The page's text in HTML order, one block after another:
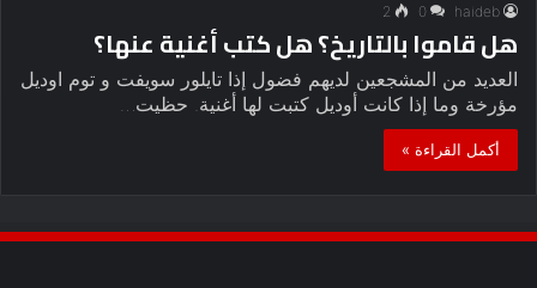
haideb
0
2
هل قاموا بالتاريخ؟ هل كتب أغنية عنها؟
العديد من المشجعين لديهم فضول إذا تايلور سويفت و توم اوديل
مؤرخة وما إذا كانت أوديل كتبت لها أغنية. حظيت…
أكمل القراءة »